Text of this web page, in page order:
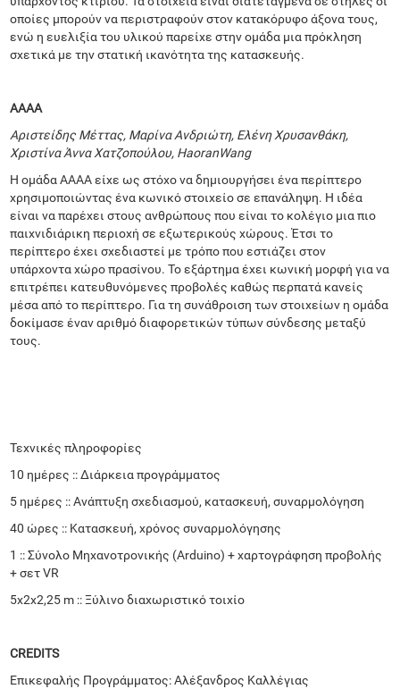
οποίες μπορούν να περιστραφούν στον κατακόρυφο άξονα τους,
ενώ η ευελιξία του υλικού παρείχε στην ομάδα μια πρόκληση
σχετικά με την στατική ικανότητα της κατασκευής.
ΑΑΑΑ
Αριστείδης Μέττας, Μαρίνα Ανδριώτη, Ελένη Χρυσανθάκη,
Χριστίνα Άννα Χατζοπούλου, HaoranWang
Η ομάδα AAAA είχε ως στόχο να δημιουργήσει ένα περίπτερο
χρησιμοποιώντας ένα κωνικό στοιχείο σε επανάληψη. Η ιδέα
είναι να παρέχει στους ανθρώπους που είναι το κολέγιο μια πιο
παιχνιδιάρικη περιοχή σε εξωτερικούς χώρους. Έτσι το
περίπτερο έχει σχεδιαστεί με τρόπο που εστιάζει στον
υπάρχοντα χώρο πρασίνου. Το εξάρτημα έχει κωνική μορφή για να
επιτρέπει κατευθυνόμενες προβολές καθώς περπατά κανείς
μέσα από το περίπτερο. Για τη συνάθροιση των στοιχείων η ομάδα
δοκίμασε έναν αριθμό διαφορετικών τύπων σύνδεσης μεταξύ
τους.
Τεχνικές πληροφορίες
10 ημέρες :: Διάρκεια προγράμματος
5 ημέρες :: Ανάπτυξη σχεδιασμού, κατασκευή, συναρμολόγηση
40 ώρες :: Κατασκευή, χρόνος συναρμολόγησης
1 :: Σύνολο Μηχανοτρονικής (Arduino) + χαρτογράφηση προβολής
+ σετ VR
5x2x2,25 m :: Ξύλινο διαχωριστικό τοιχίο
CREDITS
Επικεφαλής Προγράμματος: Αλέξανδρος Καλλέγιας